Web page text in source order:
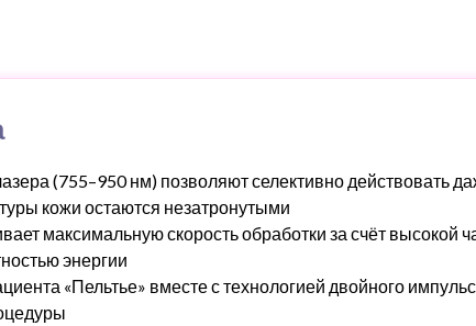
(755–950 нм) позволяют селективно действовать
кожи остаются незатронутыми
максимальную скорость обработки за счёт высокой
энергии
«Пельтье» вместе с технологией двойного